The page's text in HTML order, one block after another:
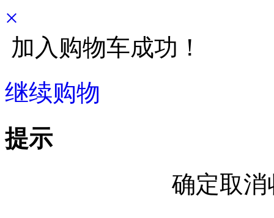
×
加入购物车成功！
继续购物
提示
确定取